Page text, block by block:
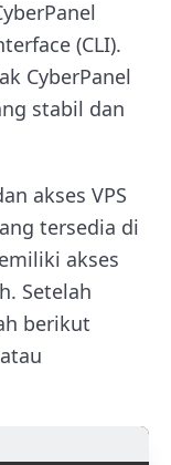
(CLI).
CyberPanel
stabil dan
akses VPS
tersedia di
akses
Setelah
berikut